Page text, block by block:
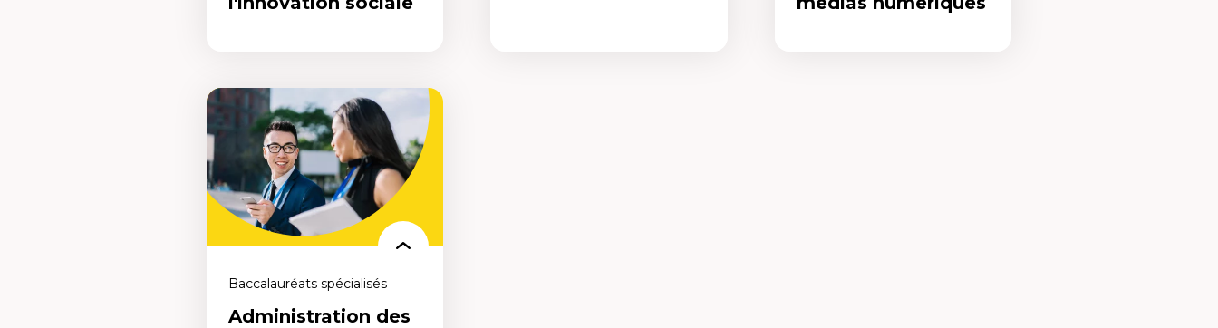
et l'innovation sociale
Un programme conçu pour repenser
l’économie et son impact sur nos
sociétés. Ose construire l’économie
sociale de demain, maintenant.
Baccalauréats spécialisés
Administration des